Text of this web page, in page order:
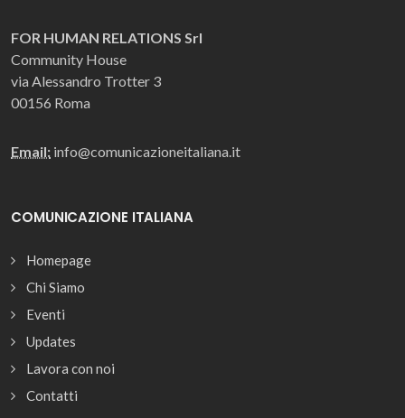
FOR HUMAN RELATIONS Srl
Community House
via Alessandro Trotter 3
00156 Roma
Email: info@comunicazioneitaliana.it
COMUNICAZIONE ITALIANA
Homepage
Chi Siamo
Eventi
Updates
Lavora con noi
Contatti